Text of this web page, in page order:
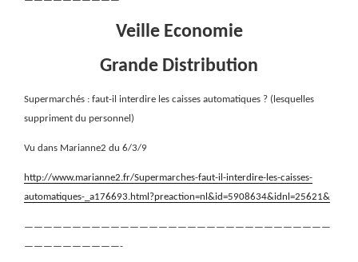
Veille Economie
Grande Distribution
Supermarchés : faut-il interdire les caisses automatiques ? (lesquelles
suppriment du personnel)
Vu dans Marianne2 du 6/3/9
http://www.marianne2.fr/Supermarches-faut-il-interdire-les-caisses-
automatiques-_a176693.html?preaction=nl&id=5908634&idnl=25621&
————————————————————————————————
——————————-